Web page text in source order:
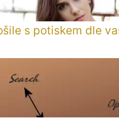
s potiskem dle